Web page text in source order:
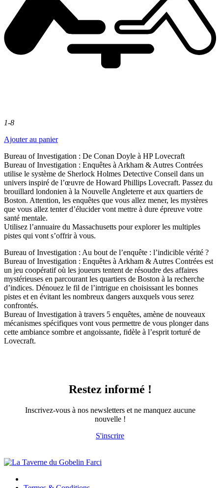
1-8
Ajouter au panier
Bureau of Investigation : De Conan Doyle à HP Lovecraft
Bureau of Investigation : Enquêtes à Arkham & Autres Contrées
utilise le système de Sherlock Holmes Detective Conseil dans un
univers inspiré de l’œuvre de Howard Phillips Lovecraft. Passez du
brouillard londonien à la Nouvelle Angleterre et aux quartiers de
Boston. Attention, les enquêtes que vous allez mener, les mystères
que vous allez tenter d’élucider vont mettre à dure épreuve votre
santé mentale.
Utilisez l’annuaire du Massachusetts pour explorer les multiples
pistes qui vont s’offrir à vous.
Bureau of Investigation : Au bout de l’enquête : l’indicible vérité ?
Bureau of Investigation : Enquêtes à Arkham & Autres Contrées est
un jeu coopératif où les joueurs tentent de résoudre des affaires
mystérieuses en parcourant les quartiers de Boston à la recherche
d’indices. Dénouez le fil de l’intrigue en choisissant les bonnes
pistes et en évitant les nombreux dangers auxquels vous serez
confrontés.
Bureau of Investigation à travers 5 enquêtes, amène de nouveaux
mécanismes spécifiques vont vous permettre de vous plonger dans
cette ambiance sombre et angoissante, fidèle à l’esprit torturé de
Lovecraft.
Restez informé !
Inscrivez-vous à nos newsletters et ne manquez aucune
nouvelle !
S'inscrire